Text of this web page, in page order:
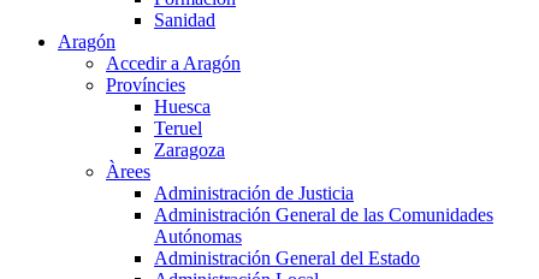
Sanidad
Aragón
Accedir a Aragón
Províncies
Huesca
Teruel
Zaragoza
Àrees
Administración de Justicia
Administración General de las Comunidades
Autónomas
Administración General del Estado